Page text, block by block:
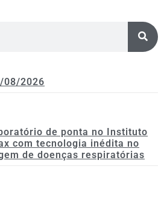
08/2026
de ponta no Instituto
com tecnologia inédita no
de doenças respiratórias